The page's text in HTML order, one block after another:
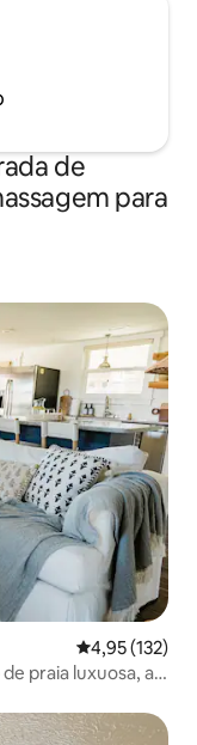
de
para
4,95 de uma
4,95 (132)
praia luxuosa, a